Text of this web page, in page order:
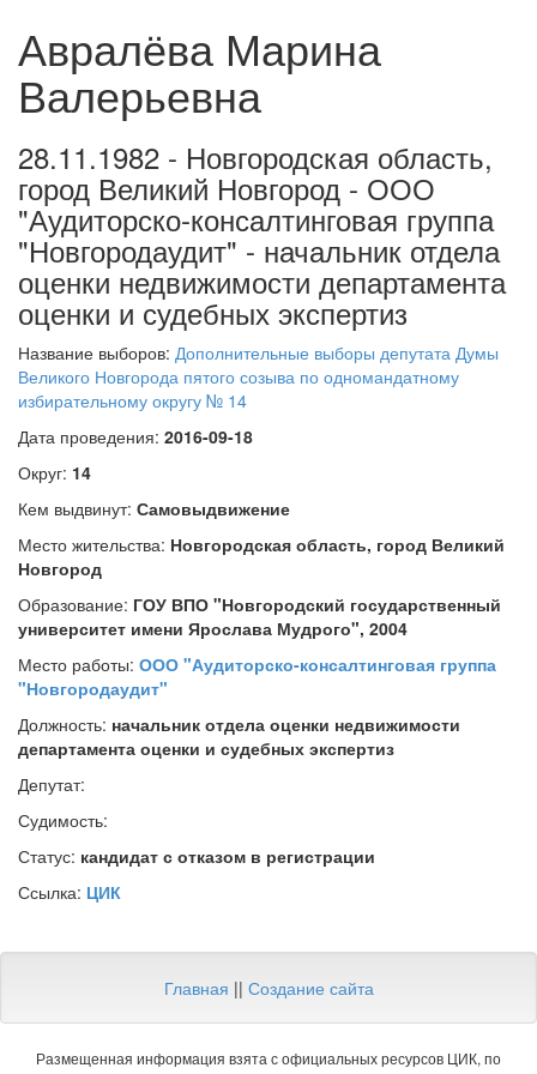
Авралёва Марина
Валерьевна
28.11.1982 - Новгородская область,
город Великий Новгород - ООО
"Аудиторско-консалтинговая группа
"Новгородаудит" - начальник отдела
оценки недвижимости департамента
оценки и судебных экспертиз
Название выборов: Дополнительные выборы депутата Думы
Великого Новгорода пятого созыва по одномандатному
избирательному округу № 14
Дата проведения: 2016-09-18
Округ: 14
Кем выдвинут: Самовыдвижение
Место жительства: Новгородская область, город Великий
Новгород
Образование: ГОУ ВПО "Новгородский государственный
университет имени Ярослава Мудрого", 2004
Место работы: ООО "Аудиторско-консалтинговая группа
"Новгородаудит"
Должность: начальник отдела оценки недвижимости
департамента оценки и судебных экспертиз
Депутат:
Судимость:
Статус: кандидат с отказом в регистрации
Ссылка: ЦИК
Главная || Создание сайта
Размещенная информация взята с официальных ресурсов ЦИК, по